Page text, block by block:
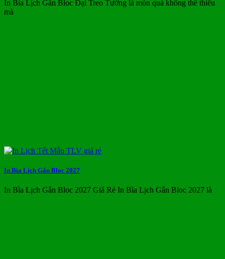
In Bìa Lịch Gắn Bloc Đại Treo Tường là món quà không thể thiếu
mà
In Bìa Lịch Gắn Bloc 2027
In Bìa Lịch Gắn Bloc 2027 Giá Rẻ In Bìa Lịch Gắn Bloc 2027 là